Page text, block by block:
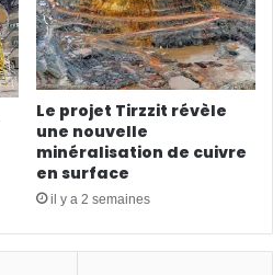
Le projet Tirzzit révèle
une nouvelle
minéralisation de cuivre
en surface
il y a 2 semaines